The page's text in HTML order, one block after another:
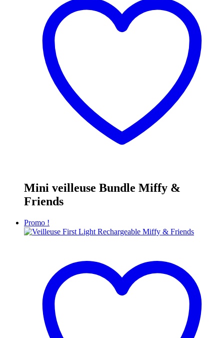
Mini veilleuse Bundle Miffy &
Friends
Promo !